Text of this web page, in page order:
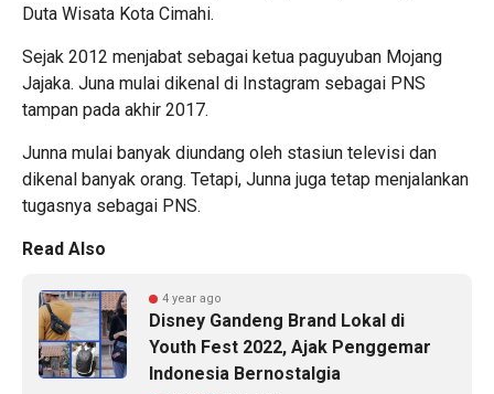
Duta Wisata Kota Cimahi.
Sejak 2012 menjabat sebagai ketua paguyuban Mojang
Jajaka. Juna mulai dikenal di Instagram sebagai PNS
tampan pada akhir 2017.
Junna mulai banyak diundang oleh stasiun televisi dan
dikenal banyak orang. Tetapi, Junna juga tetap menjalankan
tugasnya sebagai PNS.
Read Also
4 year ago
Disney Gandeng Brand Lokal di
Youth Fest 2022, Ajak Penggemar
Indonesia Bernostalgia